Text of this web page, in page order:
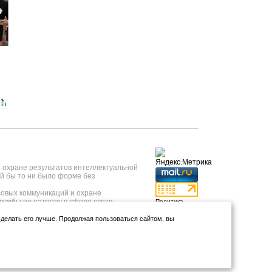
результатов интеллектуальной
бы то ни было форме без
коммуникаций и охране
по надзору в сфере связи,
технологий и массовых
23.05.2019 года.
ул.Коммунистическая, д.9);
Политика
Использование
его лучше. Продолжая пользоваться сайтом, вы